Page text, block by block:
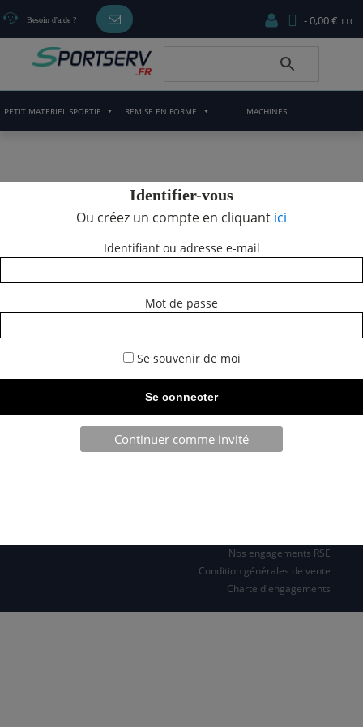
Besoin d'aide ? 0,00 €
PETIT MATERIEL SPORTIF REMISE EN FORME MACHINES
SARL JPCA - SportServ
Nos engagements RSE
Condition générales de vente
Charte d'engagements
Identifier-vous
Ou créez un compte en cliquant ici
Identifiant ou adresse e-mail
Mot de passe
Se souvenir de moi
Continuer comme invité